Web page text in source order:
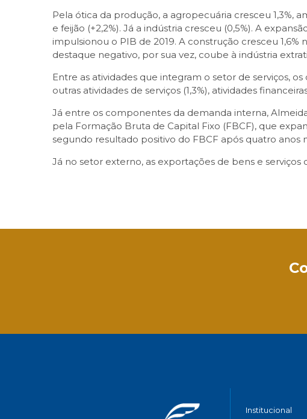
Pela ótica da produção, a agropecuária cresceu 1,3%,
e feijão (+2,2%). Já a indústria cresceu (0,5%). A
impulsionou o PIB de 2019. A construção cresceu
destaque negativo, por sua vez, coube à indústria
Entre as atividades que integram o setor de serviços,
outras atividades de serviços (1,3%), atividades
Já entre os componentes da demanda interna,
pela Formação Bruta de Capital Fixo (FBCF), que
segundo resultado positivo do FBCF após quatro anos
Já no setor externo, as exportações de bens e serviços
Institucional